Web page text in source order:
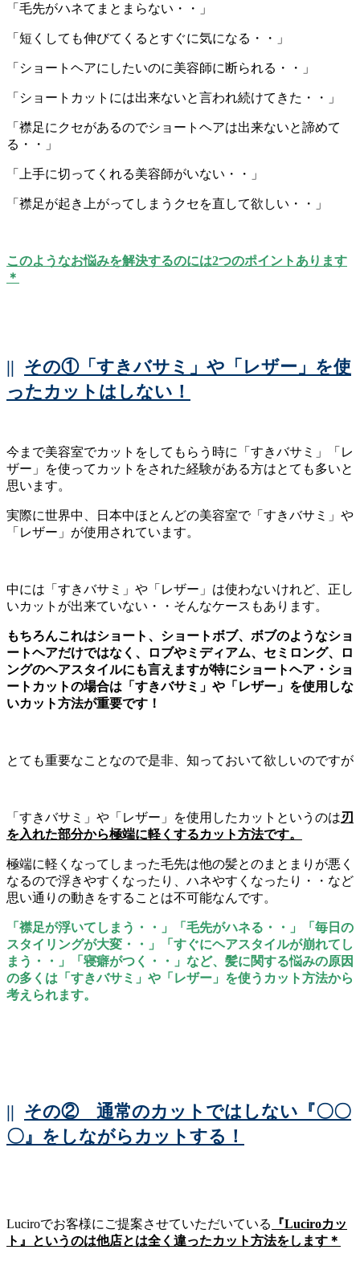
「毛先がハネてまとまらない・・」
「短くしても伸びてくるとすぐに気になる・・」
「ショートヘアにしたいのに美容師に断られる・・」
「ショートカットには出来ないと言われ続けてきた・・」
「襟足にクセがあるのでショートヘアは出来ないと諦めて
る・・」
「上手に切ってくれる美容師がいない・・」
「襟足が起き上がってしまうクセを直して欲しい・・」
このようなお悩みを解決するのには2つのポイントあります
＊
|| その①「すきバサミ」や「レザー」を使
ったカットはしない！
今まで美容室でカットをしてもらう時に「すきバサミ」「レ
ザー」を使ってカットをされた経験がある方はとても多いと
思います。
実際に世界中、日本中ほとんどの美容室で「すきバサミ」や
「レザー」が使用されています。
中には「すきバサミ」や「レザー」は使わないけれど、正し
いカットが出来ていない・・そんなケースもあります。
もちろんこれはショート、ショートボブ、ボブのようなショ
ートヘアだけではなく、ロブやミディアム、セミロング、ロ
ングのヘアスタイルにも言えますが特にショートヘア・ショ
ートカットの場合は「すきバサミ」や「レザー」を使用しな
いカット方法が重要です！
とても重要なことなので是非、知っておいて欲しいのですが
「すきバサミ」や「レザー」を使用したカットというのは刃
を入れた部分から極端に軽くするカット方法です。
極端に軽くなってしまった毛先は他の髪とのまとまりが悪く
なるので浮きやすくなったり、ハネやすくなったり・・など
思い通りの動きをすることは不可能なんです。
「襟足が浮いてしまう・・」「毛先がハネる・・」「毎日の
スタイリングが大変・・」「すぐにヘアスタイルが崩れてし
まう・・」「寝癖がつく・・」など、髪に関する悩みの原因
の多くは「すきバサミ」や「レザー」を使うカット方法から
考えられます。
|| その② 通常のカットではしない『〇〇
〇』をしながらカットする！
Luciroでお客様にご提案させていただいている
『Luciroカッ
ト』というのは他店とは全く違ったカット方法をします＊